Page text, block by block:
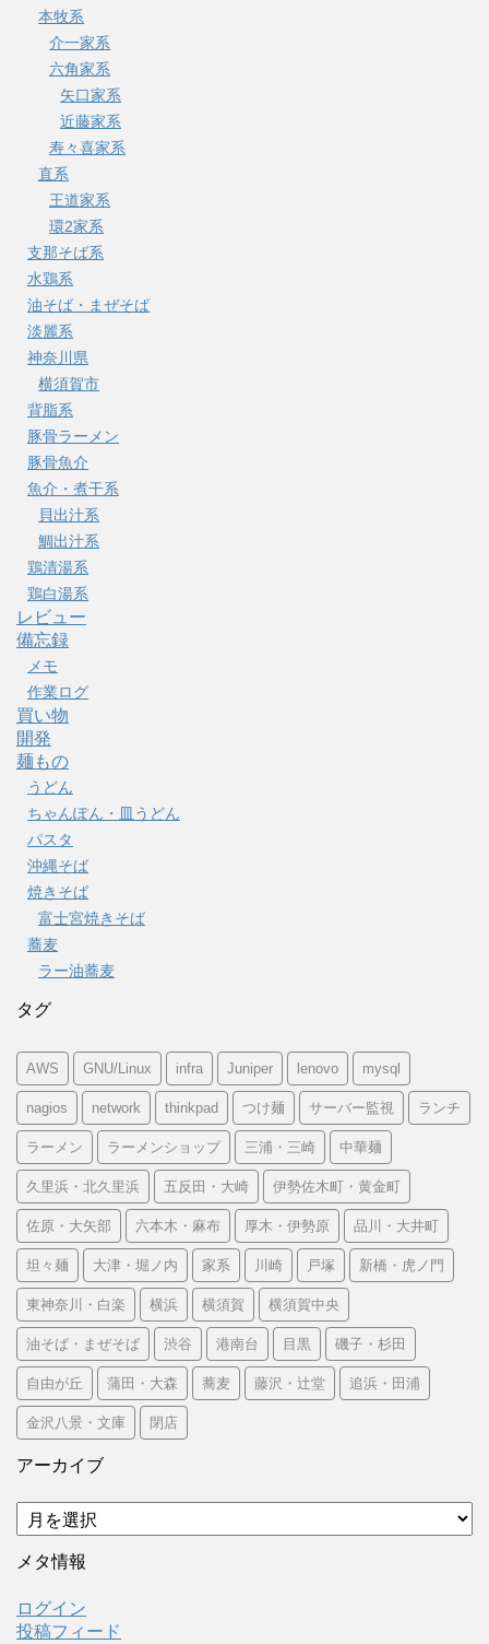
本牧系
介一家系
六角家系
矢口家系
近藤家系
寿々喜家系
直系
王道家系
環2家系
支那そば系
水鶏系
油そば・まぜそば
淡麗系
神奈川県
横須賀市
背脂系
豚骨ラーメン
豚骨魚介
魚介・煮干系
貝出汁系
鯛出汁系
鶏清湯系
鶏白湯系
レビュー
備忘録
メモ
作業ログ
買い物
開発
麺もの
うどん
ちゃんぽん・皿うどん
パスタ
沖縄そば
焼きそば
富士宮焼きそば
蕎麦
ラー油蕎麦
タグ
AWS GNU/Linux infra Juniper lenovo mysql
nagios network thinkpad つけ麺 サーバー監視 ランチ
ラーメン ラーメンショップ 三浦・三崎 中華麺
久里浜・北久里浜 五反田・大崎 伊勢佐木町・黄金町
佐原・大矢部 六本木・麻布 厚木・伊勢原 品川・大井町
坦々麺 大津・堀ノ内 家系 川崎 戸塚 新橋・虎ノ門
東神奈川・白楽 横浜 横須賀 横須賀中央
油そば・まぜそば 渋谷 港南台 目黒 磯子・杉田
自由が丘 蒲田・大森 蕎麦 藤沢・辻堂 追浜・田浦
金沢八景・文庫 閉店
アーカイブ
ア
ー
カ
ブ
メタ情報
ログイン
投稿フィード